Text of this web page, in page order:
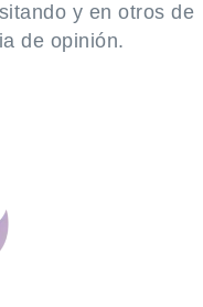
y en otros de
de opinión.